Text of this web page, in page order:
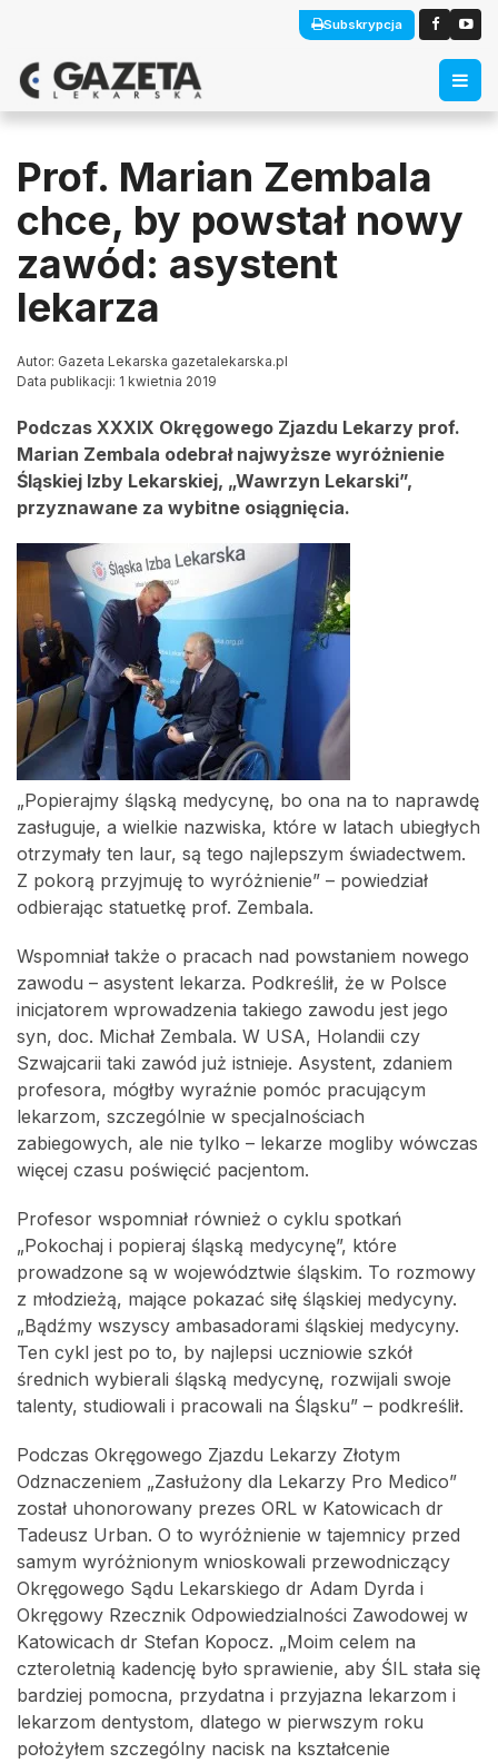
Subskrypcja
Prof. Marian Zembala
chce, by powstał nowy
zawód: asystent
lekarza
Autor: Gazeta Lekarska gazetalekarska.pl
Data publikacji: 1 kwietnia 2019
Podczas XXXIX Okręgowego Zjazdu Lekarzy prof.
Marian Zembala odebrał najwyższe wyróżnienie
Śląskiej Izby Lekarskiej, „Wawrzyn Lekarski”,
przyznawane za wybitne osiągnięcia.
„Popierajmy śląską medycynę, bo ona na to naprawdę
zasługuje, a wielkie nazwiska, które w latach ubiegłych
otrzymały ten laur, są tego najlepszym świadectwem.
Z pokorą przyjmuję to wyróżnienie” – powiedział
odbierając statuetkę prof. Zembala.
Wspomniał także o pracach nad powstaniem nowego
zawodu – asystent lekarza. Podkreślił, że w Polsce
inicjatorem wprowadzenia takiego zawodu jest jego
syn, doc. Michał Zembala. W USA, Holandii czy
Szwajcarii taki zawód już istnieje. Asystent, zdaniem
profesora, mógłby wyraźnie pomóc pracującym
lekarzom, szczególnie w specjalnościach
zabiegowych, ale nie tylko – lekarze mogliby wówczas
więcej czasu poświęcić pacjentom.
Profesor wspomniał również o cyklu spotkań
„Pokochaj i popieraj śląską medycynę”, które
prowadzone są w województwie śląskim. To rozmowy
z młodzieżą, mające pokazać siłę śląskiej medycyny.
„Bądźmy wszyscy ambasadorami śląskiej medycyny.
Ten cykl jest po to, by najlepsi uczniowie szkół
średnich wybierali śląską medycynę, rozwijali swoje
talenty, studiowali i pracowali na Śląsku” – podkreślił.
Podczas Okręgowego Zjazdu Lekarzy Złotym
Odznaczeniem „Zasłużony dla Lekarzy Pro Medico”
został uhonorowany prezes ORL w Katowicach dr
Tadeusz Urban. O to wyróżnienie w tajemnicy przed
samym wyróżnionym wnioskowali przewodniczący
Okręgowego Sądu Lekarskiego dr Adam Dyrda i
Okręgowy Rzecznik Odpowiedzialności Zawodowej w
Katowicach dr Stefan Kopocz. „Moim celem na
czteroletnią kadencję było sprawienie, aby ŚIL stała się
bardziej pomocna, przydatna i przyjazna lekarzom i
lekarzom dentystom, dlatego w pierwszym roku
położyłem szczególny nacisk na kształcenie